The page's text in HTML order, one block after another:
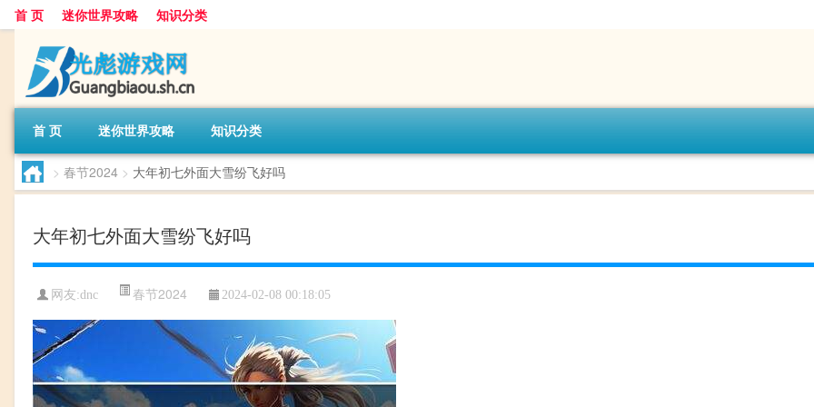
首 页 迷你世界攻略 知识分类
首 页 迷你世界攻略 知识分类
> 春节2024 > 大年初七外面大雪纷飞好吗
大年初七外面大雪纷飞好吗
网友:dnc 春节2024 2024-02-08 00:18:05